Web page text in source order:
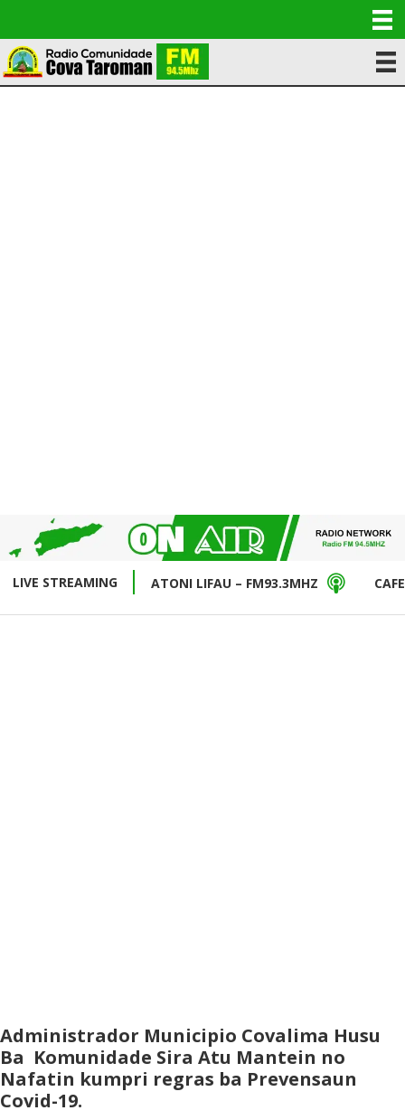
LIVE STREAMING ATONI LIFAU – FM93.3MHZ
Administrador Municipio Covalima Husu
Ba Komunidade Sira Atu Mantein no
Nafatin kumpri regras ba Prevensaun
Covid-19.